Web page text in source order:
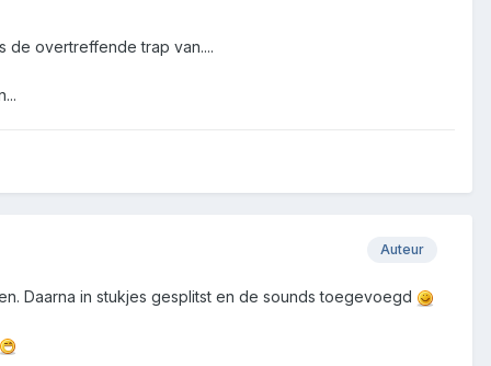
de overtreffende trap van....
Auteur
Daarna in stukjes gesplitst en de sounds toegevoegd